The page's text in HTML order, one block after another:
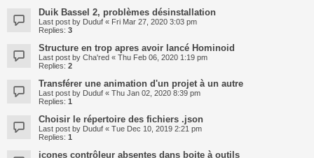
Duik Bassel 2, problèmes désinstallation
Last post by Duduf « Fri Mar 27, 2020 3:03 pm
Replies: 3
Structure en trop apres avoir lancé Hominoid
Last post by Cha'red « Thu Feb 06, 2020 1:19 pm
Replies: 2
Transférer une animation d'un projet à un autre
Last post by Duduf « Thu Jan 02, 2020 8:39 pm
Replies: 1
Choisir le répertoire des fichiers .json
Last post by Duduf « Tue Dec 10, 2019 2:21 pm
Replies: 1
icones contrôleur absentes dans boite à outils